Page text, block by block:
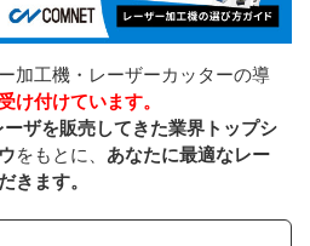
加工機・レーザーカッターの導
け付けています。
ザを販売してきた業界トップシ
をもとに、 あなたに最適なレー
きます。